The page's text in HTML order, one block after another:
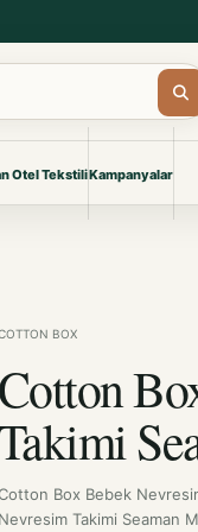
Pijama & Ev Giyimi
Otel TekstiliKampanyalar
BOX
Cotton
Box Bebek
Nevresim Takimi Seaman